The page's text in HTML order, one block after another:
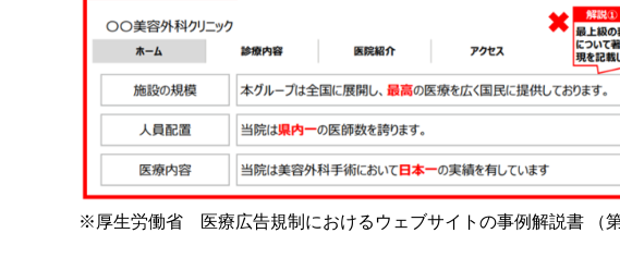
※厚生労働省 医療広告規制におけるウェブサイトの事例解説書 （